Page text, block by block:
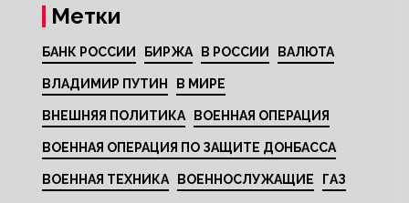
Метки
БАНК РОССИИ БИРЖА В РОССИИ ВАЛЮТА
ВЛАДИМИР ПУТИН В МИРЕ
ВНЕШНЯЯ ПОЛИТИКА ВОЕННАЯ ОПЕРАЦИЯ
ВОЕННАЯ ОПЕРАЦИЯ ПО ЗАЩИТЕ ДОНБАССА
ВОЕННАЯ ТЕХНИКА ВОЕННОСЛУЖАЩИЕ ГАЗ